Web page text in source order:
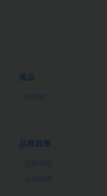
產品
聯絡窗口
品質政策
品質保證
品質認證